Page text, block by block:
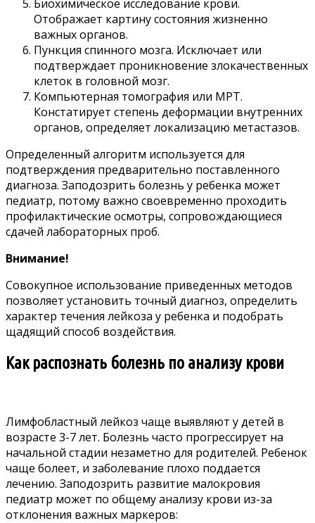
Биохимическое исследование крови.
Отображает картину состояния жизненно
важных органов.
Пункция спинного мозга. Исключает или
подтверждает проникновение злокачественных
клеток в головной мозг.
Компьютерная томография или МРТ.
Констатирует степень деформации внутренних
органов, определяет локализацию метастазов.
Определенный алгоритм используется для
подтверждения предварительно поставленного
диагноза. Заподозрить болезнь у ребенка может
педиатр, потому важно своевременно проходить
профилактические осмотры, сопровождающиеся
сдачей лабораторных проб.
Внимание!
Совокупное использование приведенных методов
позволяет установить точный диагноз, определить
характер течения лейкоза у ребенка и подобрать
щадящий способ воздействия.
Как распознать болезнь по анализу крови
Лимфобластный лейкоз чаще выявляют у детей в
возрасте 3-7 лет. Болезнь часто прогрессирует на
начальной стадии незаметно для родителей. Ребенок
чаще болеет, и заболевание плохо поддается
лечению. Заподозрить развитие малокровия
педиатр может по общему анализу крови из-за
отклонения важных маркеров: